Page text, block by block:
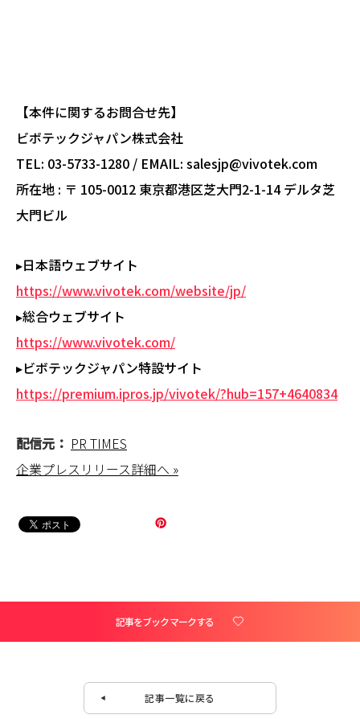
【本件に関するお問合せ先】
ビボテックジャパン株式会社
TEL: 03-5733-1280 / EMAIL: salesjp@vivotek.com
所在地 : 〒 105-0012 東京都港区芝大門2-1-14 デルタ芝
大門ビル
▸日本語ウェブサイト
https://www.vivotek.com/website/jp/
▸総合ウェブサイト
https://www.vivotek.com/
▸ビボテックジャパン特設サイト
https://premium.ipros.jp/vivotek/?hub=157+4640834
配信元： PR TIMES
企業プレスリリース詳細へ »
記事をブックマークする
記事一覧に戻る